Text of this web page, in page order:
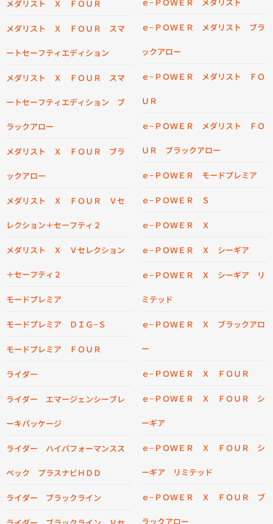
メダリスト Ｘ ＦＯＵＲ
メダリスト Ｘ ＦＯＵＲ スマ
ートセーフティエディション
メダリスト Ｘ ＦＯＵＲ スマ
ートセーフティエディション ブ
ラックアロー
メダリスト Ｘ ＦＯＵＲ ブラ
ックアロー
メダリスト Ｘ ＦＯＵＲ Ｖセ
レクション＋セーフティ２
メダリスト Ｘ Ｖセレクション
＋セーフティ２
モードプレミア
モードプレミア ＤＩＧ−Ｓ
モードプレミア ＦＯＵＲ
ライダー
ライダー エマージェンシーブレ
ーキパッケージ
ライダー ハイパフォーマンスス
ペック プラスナビＨＤＤ
ライダー ブラックライン
ｅ−ＰＯＷＥＲ メダリスト ブラ
ックアロー
ｅ−ＰＯＷＥＲ メダリスト ＦＯ
ＵＲ
ｅ−ＰＯＷＥＲ メダリスト ＦＯ
ＵＲ ブラックアロー
ｅ−ＰＯＷＥＲ モードプレミア
ｅ−ＰＯＷＥＲ Ｓ
ｅ−ＰＯＷＥＲ Ｘ
ｅ−ＰＯＷＥＲ Ｘ シーギア
ｅ−ＰＯＷＥＲ Ｘ シーギア リ
ミテッド
ｅ−ＰＯＷＥＲ Ｘ ブラックアロ
ー
ｅ−ＰＯＷＥＲ Ｘ ＦＯＵＲ
ｅ−ＰＯＷＥＲ Ｘ ＦＯＵＲ シ
ーギア
ｅ−ＰＯＷＥＲ Ｘ ＦＯＵＲ シ
ーギア リミテッド
ｅ−ＰＯＷＥＲ Ｘ ＦＯＵＲ ブ
ラックアロー